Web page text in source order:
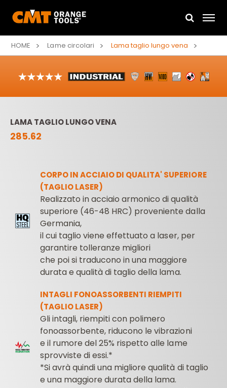
HOME Lame circolari Lama taglio lungo vena
LAMA TAGLIO LUNGO VENA
285.62
CORPO IN ACCIAIO DI QUALITA' SUPERIORE
(TAGLIO LASER)
Realizzato in acciaio armonico di qualità
superiore (46-48 HRC) proveniente dalla
Germania,
il cui taglio viene effettuato a laser, per
garantire tolleranze migliori
che poi si traducono in una maggiore
durata e qualità di taglio della lama.
INTAGLI FONOASSORBENTI RIEMPITI
(TAGLIO LASER)
Gli intagli, riempiti con polimero
fonoassorbente, riducono le vibrazioni
e il rumore del 25% rispetto alle lame
sprovviste di essi.*
*Si avrà quindi una migliore qualità di taglio
e una maggiore durata della lama.